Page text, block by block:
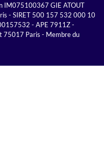
IM075100367 GIE ATOUT
- SIRET 500 157 532 000 10
- APE 7911Z -
75017 Paris - Membre du